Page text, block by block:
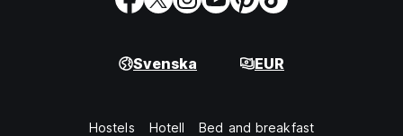
Svenska EUR
Hostels Hotell Bed and breakfast